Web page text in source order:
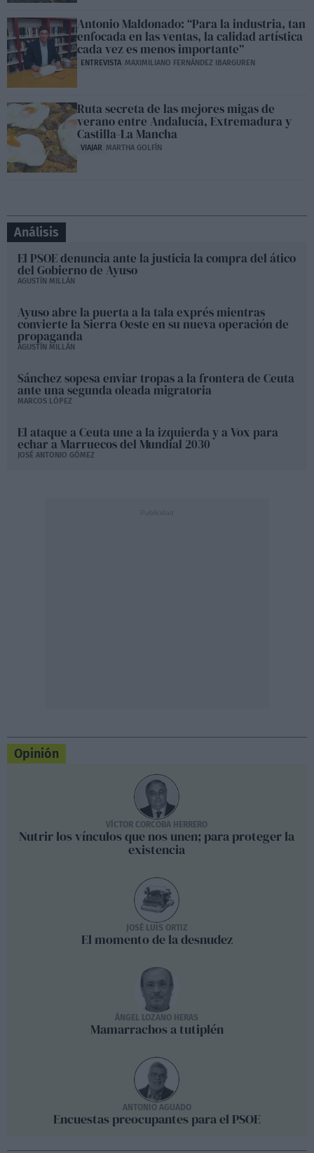
Antonio Maldonado: “Para la industria, tan
enfocada en las ventas, la calidad artística
cada vez es menos importante”
ENTREVISTA MAXIMILIANO FERNÁNDEZ IBARGUREN
Ruta secreta de las mejores migas de
verano entre Andalucía, Extremadura y
Castilla-La Mancha
VIAJAR MARTHA GOLFÍN
Análisis
El PSOE denuncia ante la justicia la compra del ático
del Gobierno de Ayuso
AGUSTÍN MILLÁN
Ayuso abre la puerta a la tala exprés mientras
convierte la Sierra Oeste en su nueva operación de
propaganda
AGUSTÍN MILLÁN
Sánchez sopesa enviar tropas a la frontera de Ceuta
ante una segunda oleada migratoria
MARCOS LÓPEZ
El ataque a Ceuta une a la izquierda y a Vox para
echar a Marruecos del Mundial 2030
JOSÉ ANTONIO GÓMEZ
Opinión
VÍCTOR CORCOBA HERRERO
Nutrir los vínculos que nos unen; para proteger la
existencia
JOSÉ LUIS ORTIZ
El momento de la desnudez
ÁNGEL LOZANO HERAS
Mamarrachos a tutiplén
ANTONIO AGUADO
Encuestas preocupantes para el PSOE